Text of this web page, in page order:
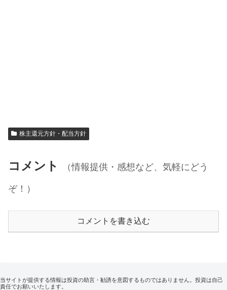
株主還元方針・配当方針
コメント
（情報提供・感想など、気軽にどう
ぞ！）
コメントを書き込む
当サイトが提供する情報は投資の助言・勧誘を意図するものではありません。投資は自己
責任でお願いいたします。